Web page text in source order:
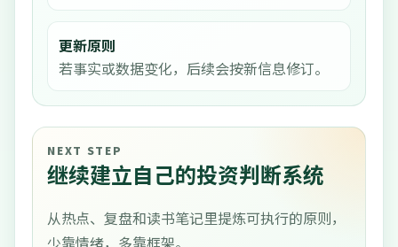
更新原则
若事实或数据变化，后续会按新信息修订。
NEXT STEP
继续建立自己的投资判断系统
从热点、复盘和读书笔记里提炼可执行的原则，
少靠情绪，多靠框架。